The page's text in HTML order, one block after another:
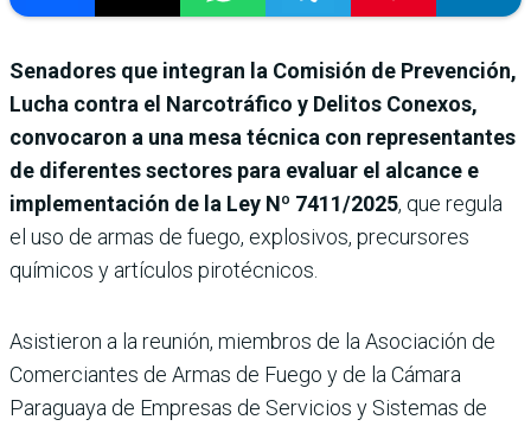
Senadores que integran la Comisión de Prevención,
Lucha contra el Narcotráfico y Delitos Conexos,
convocaron a una mesa técnica con representantes
de diferentes sectores para evaluar el alcance e
implementación de la Ley Nº 7411/2025, que regula
el uso de armas de fuego, explosivos, precursores
químicos y artículos pirotécnicos.
Asistieron a la reunión, miembros de la Asociación de
Comerciantes de Armas de Fuego y de la Cámara
Paraguaya de Empresas de Servicios y Sistemas de